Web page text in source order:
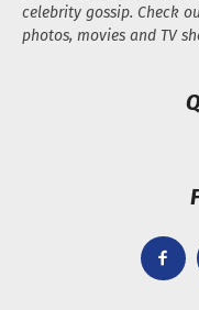
celebrity gossip. Check
photos, movies and TV